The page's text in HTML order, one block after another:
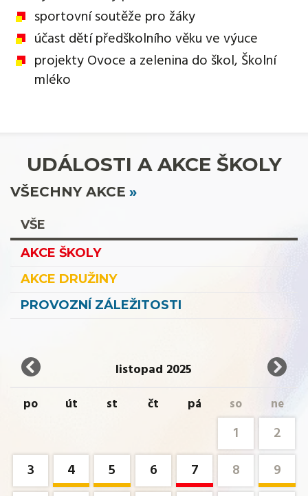
sportovní soutěže pro žáky
účast dětí předškolního věku ve výuce
projekty Ovoce a zelenina do škol, Školní
mléko
UDÁLOSTI A AKCE ŠKOLY
VŠECHNY AKCE
VŠE
AKCE ŠKOLY
AKCE DRUŽINY
PROVOZNÍ ZÁLEŽITOSTI
listopad 2025
po út st čt pá so ne
1
2
3
4 5 6 7 8
9